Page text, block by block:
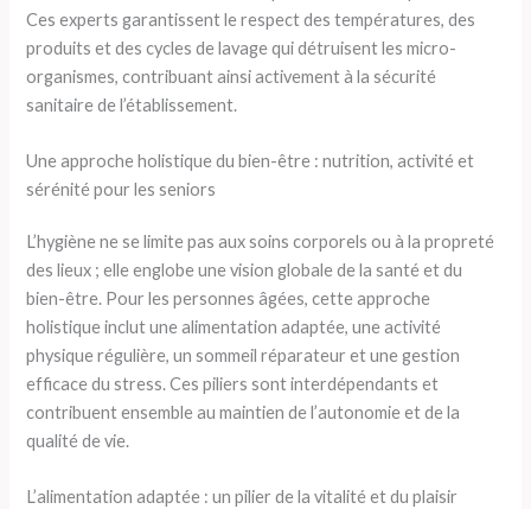
Ces experts garantissent le respect des températures, des
produits et des cycles de lavage qui détruisent les micro-
organismes, contribuant ainsi activement à la sécurité
sanitaire de l’établissement.
Une approche holistique du bien-être : nutrition, activité et
sérénité pour les seniors
L’hygiène ne se limite pas aux soins corporels ou à la propreté
des lieux ; elle englobe une vision globale de la santé et du
bien-être. Pour les personnes âgées, cette approche
holistique inclut une alimentation adaptée, une activité
physique régulière, un sommeil réparateur et une gestion
efficace du stress. Ces piliers sont interdépendants et
contribuent ensemble au maintien de l’autonomie et de la
qualité de vie.
L’alimentation adaptée : un pilier de la vitalité et du plaisir